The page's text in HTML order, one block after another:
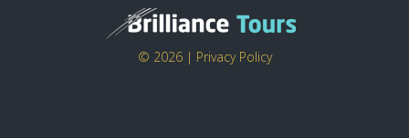
© 2026 | Privacy Policy